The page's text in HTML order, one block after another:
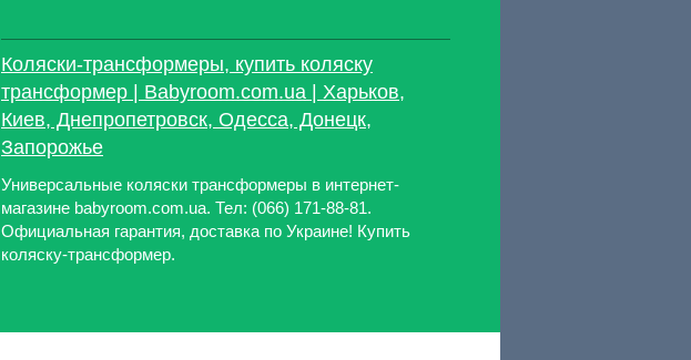
Коляски-трансформеры, купить коляску
трансформер | Babyroom.com.ua | Харьков,
Киев, Днепропетровск, Одесса, Донецк,
Запорожье
Универсальные коляски трансформеры в интернет-
магазине babyroom.com.ua. Тел: (066) 171-88-81.
Официальная гарантия, доставка по Украине! Купить
коляску-трансформер.